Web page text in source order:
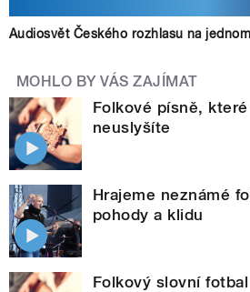
Audiosvět Českého rozhlasu na
MOHLO BY VÁS ZAJÍMAT
Folkové písně,
neuslyšíte
Hrajeme neznámé
pohody a klidu
Folkový slovní fotbal